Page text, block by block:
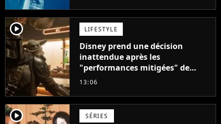
player2 LIFESTYLE
Disney prend une décision
inattendue après les
"performances mitigées" de
Vaiana et The Mandalorian &
13:06
player2 SÉRIES